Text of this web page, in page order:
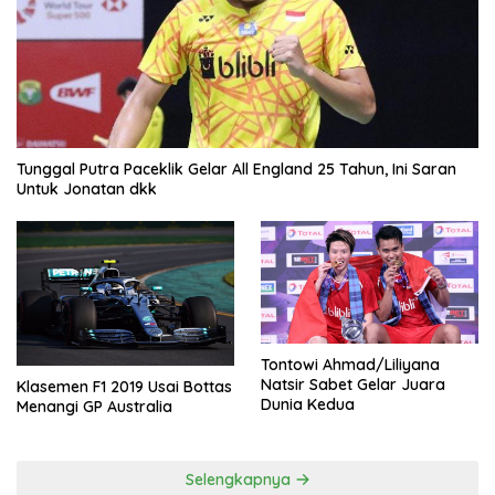
Tunggal Putra Paceklik Gelar All England 25 Tahun, Ini Saran
Untuk Jonatan dkk
Klasemen F1 2019 Usai Bottas
Menangi GP Australia
Tontowi Ahmad/Liliyana
Natsir Sabet Gelar Juara
Dunia Kedua
Selengkapnya